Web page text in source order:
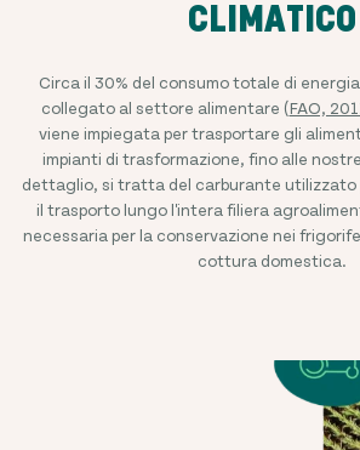
CLIMATICO
Circa il 30% del consumo totale di
collegato al settore alimentare (FAO,
viene impiegata per trasportare gli
impianti di trasformazione, fino alle
dettaglio, si tratta del carburante utilizzato
il trasporto lungo l'intera filiera
necessaria per la conservazione nei
cottura domestica.